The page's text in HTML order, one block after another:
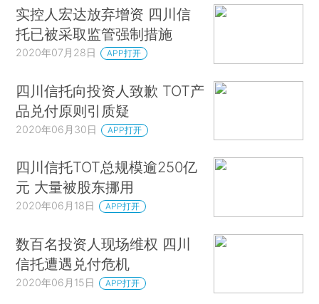
实控人宏达放弃增资 四川信
托已被采取监管强制措施
2020年07月28日 APP打开
四川信托向投资人致歉 TOT产
品兑付原则引质疑
2020年06月30日 APP打开
四川信托TOT总规模逾250亿
元 大量被股东挪用
2020年06月18日 APP打开
数百名投资人现场维权 四川
信托遭遇兑付危机
2020年06月15日 APP打开